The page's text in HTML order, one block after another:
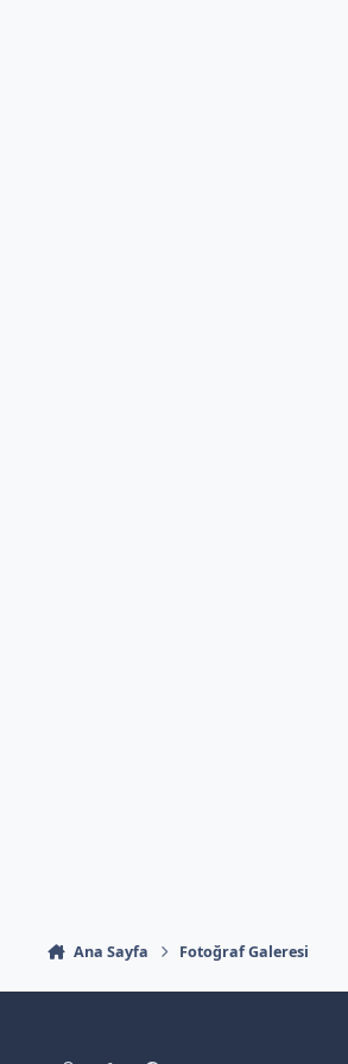
Ana Sayfa Fotoğraf Galeresi
Light ModeDark ModeSystem Preference